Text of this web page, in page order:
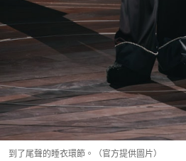
到了尾聲的睡衣環節。（官方提供圖片）